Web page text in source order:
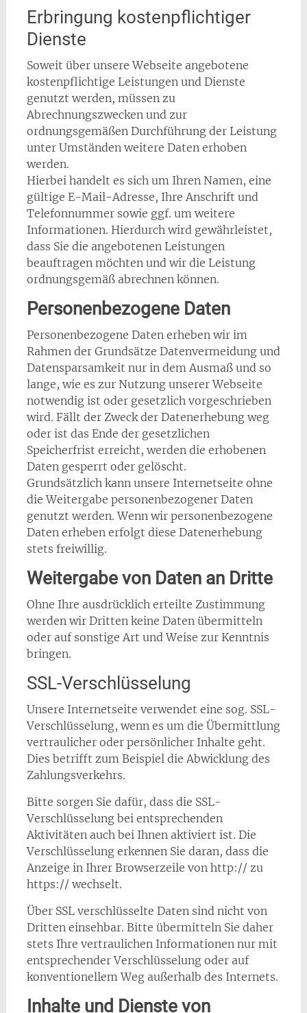
Erbringung kostenpflichtiger
Dienste
Soweit über unsere Webseite angebotene
kostenpflichtige Leistungen und Dienste
genutzt werden, müssen zu
Abrechnungszwecken und zur
ordnungsgemäßen Durchführung der Leistung
unter Umständen weitere Daten erhoben
werden.
Hierbei handelt es sich um Ihren Namen, eine
gültige E-Mail-Adresse, Ihre Anschrift und
Telefonnummer sowie ggf. um weitere
Informationen. Hierdurch wird gewährleistet,
dass Sie die angebotenen Leistungen
beauftragen möchten und wir die Leistung
ordnungsgemäß abrechnen können.
Personenbezogene Daten
Personenbezogene Daten erheben wir im
Rahmen der Grundsätze Datenvermeidung und
Datensparsamkeit nur in dem Ausmaß und so
lange, wie es zur Nutzung unserer Webseite
notwendig ist oder gesetzlich vorgeschrieben
wird. Fällt der Zweck der Datenerhebung weg
oder ist das Ende der gesetzlichen
Speicherfrist erreicht, werden die erhobenen
Daten gesperrt oder gelöscht.
Grundsätzlich kann unsere Internetseite ohne
die Weitergabe personenbezogener Daten
genutzt werden. Wenn wir personenbezogene
Daten erheben erfolgt diese Datenerhebung
stets freiwillig.
Weitergabe von Daten an Dritte
Ohne Ihre ausdrücklich erteilte Zustimmung
werden wir Dritten keine Daten übermitteln
oder auf sonstige Art und Weise zur Kenntnis
bringen.
SSL-Verschlüsselung
Unsere Internetseite verwendet eine sog. SSL-
Verschlüsselung, wenn es um die Übermittlung
vertraulicher oder persönlicher Inhalte geht.
Dies betrifft zum Beispiel die Abwicklung des
Zahlungsverkehrs.
Bitte sorgen Sie dafür, dass die SSL-
Verschlüsselung bei entsprechenden
Aktivitäten auch bei Ihnen aktiviert ist. Die
Verschlüsselung erkennen Sie daran, dass die
Anzeige in Ihrer Browserzeile von http:// zu
https:// wechselt.
Über SSL verschlüsselte Daten sind nicht von
Dritten einsehbar. Bitte übermitteln Sie daher
stets Ihre vertraulichen Informationen nur mit
entsprechender Verschlüsselung oder auf
konventionellem Weg außerhalb des Internets.
Inhalte und Dienste von